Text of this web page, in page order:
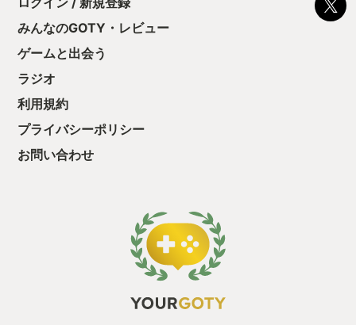
みんなのGOTY・レビュー
ゲームと出会う
ラジオ
利用規約
プライバシーポリシー
お問い合わせ